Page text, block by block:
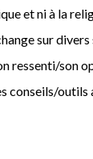
et ni à la
sur divers
ressenti/son
conseils/outils